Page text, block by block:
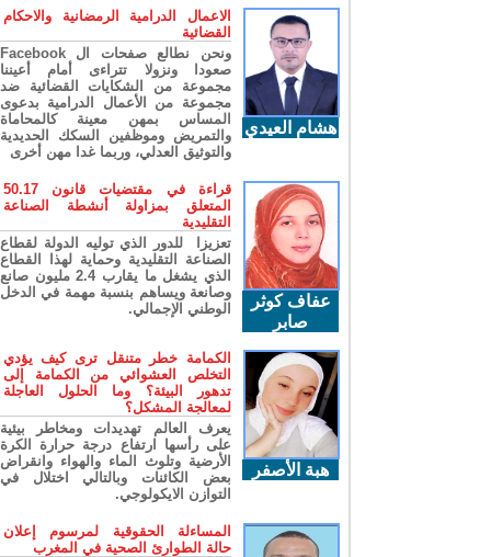
هشام العيدي
الاعمال الدرامية الرمضانية والاحكام
القضائية
ونحن نطالع صفحات ال Facebook
صعودا ونزولا تتراءى أمام أعيننا
مجموعة من الشكايات القضائية ضد
مجموعة من الأعمال الدرامية بدعوى
المساس بمهن معينة كالمحاماة
والتمريض وموظفين السكك الحديدية
والتوثيق العدلي، وربما غدا مهن أخرى
عفاف كوثر
صابر
قراءة في مقتضيات قانون 50.17
المتعلق بمزاولة أنشطة الصناعة
التقليدية
تعزيزا للدور الذي توليه الدولة لقطاع
الصناعة التقليدية وحماية لهذا القطاع
الذي يشغل ما يقارب 2.4 مليون صانع
وصانعة ويساهم بنسبة مهمة في الدخل
الوطني الإجمالي.
هبة الأصفر
الكمامة خطر متنقل ترى كيف يؤدي
التخلص العشوائي من الكمامة إلى
تدهور البيئة؟ وما الحلول العاجلة
لمعالجة المشكل؟
يعرف العالم تهديدات ومخاطر بيئية
على رأسها ارتفاع درجة حرارة الكرة
الأرضية وتلوث الماء والهواء وانقراض
بعض الكائنات وبالتالي اختلال في
التوازن الايكولوجي.
المساءلة الحقوقية لمرسوم إعلان
حالة الطوارئ الصحية في المغرب